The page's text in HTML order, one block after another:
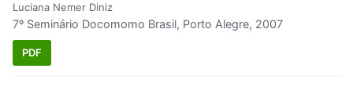
Luciana Nemer Diniz
7º Seminário Docomomo Brasil, Porto Alegre, 2007
PDF